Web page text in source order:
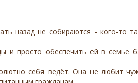
назад не собираются - кого-то
и просто обеспечить ей в семье
себя ведёт. Она не любит